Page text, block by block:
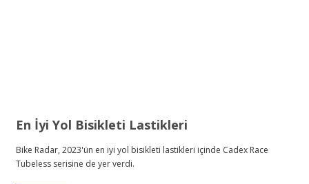
En İyi Yol Bisikleti Lastikleri
Bike Radar, 2023'ün en iyi yol bisikleti lastikleri içinde Cadex Race
Tubeless serisine de yer verdi.